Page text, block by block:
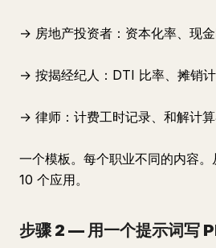
→ 房地产投资者：资本化率、现
→ 按揭经纪人：DTI 比率、摊销
→ 律师：计费工时记录、和解计
一个模板。每个职业不同的内容
10 个应用。
步骤 2 — 用一个提示词写